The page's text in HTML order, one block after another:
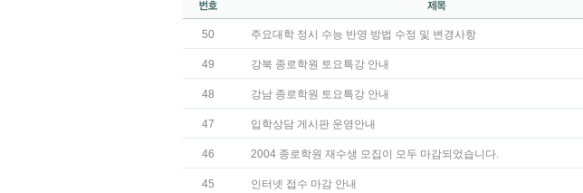
50 주요대학 정시 수능 반영 방법 수정 및 변경사항
49 강북 종로학원 토요특강 안내
48 강남 종로학원 토요특강 안내
47 입학상담 게시판 운영안내
46 2004 종로학원 재수생 모집이 모두 마감되었습니다.
45 인터넷 접수 마감 안내